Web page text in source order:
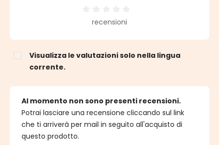
Valutazione media di 0 su 5 stelle
recensioni
Visualizza le valutazioni solo nella lingua
corrente.
Al momento non sono presenti recensioni.
Potrai lasciare una recensione cliccando sul link
che ti arriverà per mail in seguito all'acquisto di
questo prodotto.